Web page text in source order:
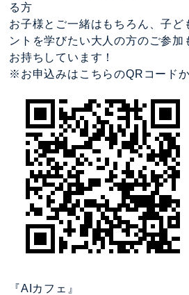
る方
お子様とご一緒はもちろん、子ど
ントを学びたい大人の方のご参加
お持ちしています！
※お申込みはこちらのQRコード
『AIカフェ』